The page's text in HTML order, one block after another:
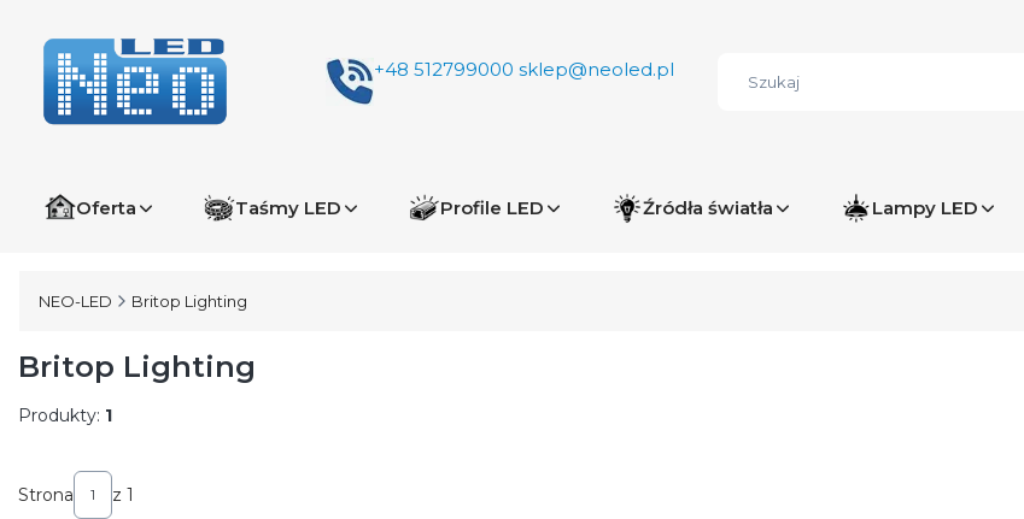
+48 512799000 sklep@neoled.pl
Oferta Taśmy LED Profile LED Źródła światła Lampy LED
NEO-LED Britop Lighting
Britop Lighting
Produkty: 1
Strona z 1